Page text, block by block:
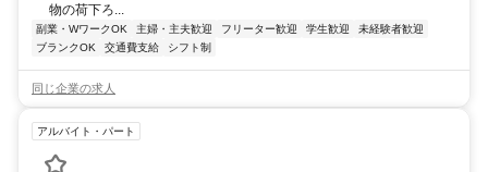
物の荷下ろ...
副業・WワークOK 主婦・主夫歓迎 フリーター歓迎 学生歓迎
未経験者歓迎
ブランクOK
交通費支給 シフト制
同じ企業の求人
アルバイト・パート